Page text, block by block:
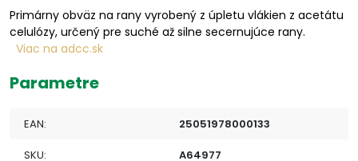
Primárny obväz na rany vyrobený z úpletu vlákien z acetátu
celulózy, určený pre suché až silne secernujúce rany.
Viac na adcc.sk
Parametre
EAN: 25051978000133
SKU: A64977